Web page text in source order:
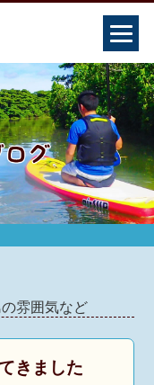
雰囲気など
きました